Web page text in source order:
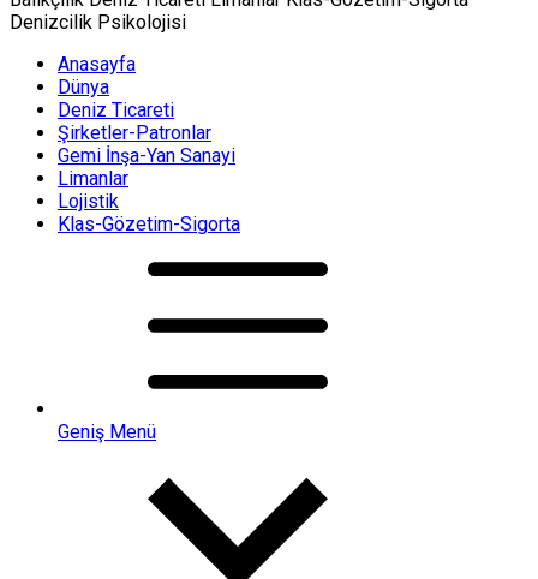
Denizcilik Psikolojisi
Anasayfa
Dünya
Deniz Ticareti
Şirketler-Patronlar
Gemi İnşa-Yan Sanayi
Limanlar
Lojistik
Klas-Gözetim-Sigorta
Geniş Menü